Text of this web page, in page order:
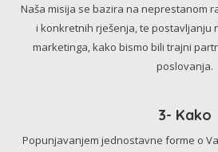
Naša misija se bazira na neprestanom
i konkretnih rješenja, te postavljanju
marketinga, kako bismo bili trajni
poslovanja.
3- Kako
Popunjavanjem jednostavne forme o